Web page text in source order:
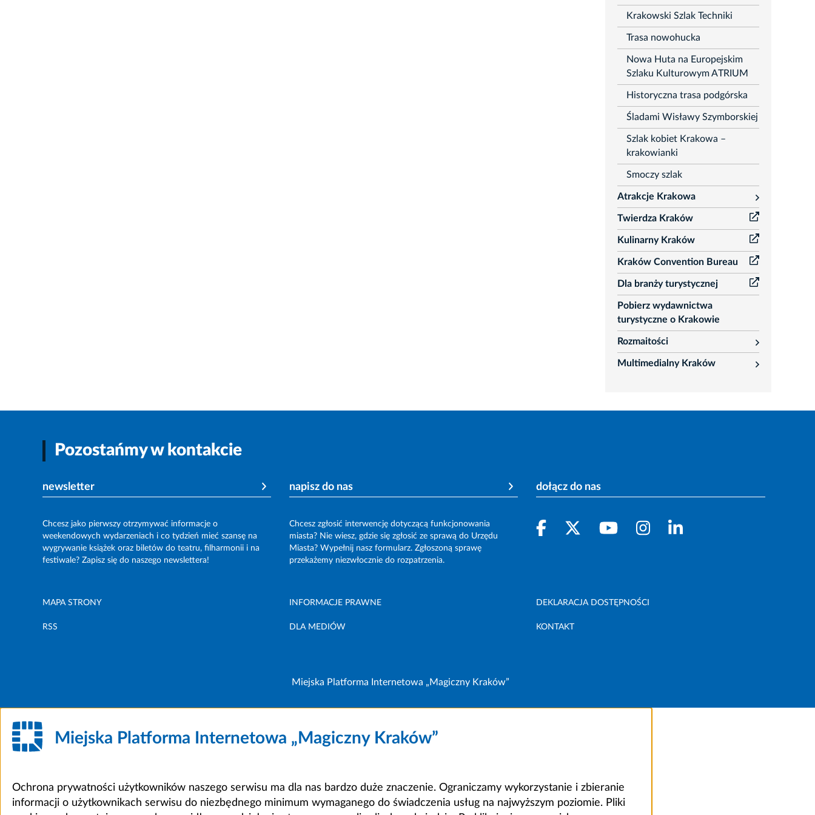
Krakowski Szlak Techniki
Trasa nowohucka
Nowa Huta na Europejskim
Szlaku Kulturowym ATRIUM
Historyczna trasa podgórska
Śladami Wisławy Szymborskiej
Szlak kobiet Krakowa –
krakowianki
Smoczy szlak
Atrakcje Krakowa
rozwiń
Twierdza Kraków
Kulinarny Kraków
Kraków Convention Bureau
Dla branży turystycznej
Pobierz wydawnictwa
turystyczne o Krakowie
Rozmaitości
rozwiń
Multimedialny Kraków
rozwiń
Pozostańmy w kontakcie
newsletter
Chcesz jako pierwszy otrzymywać informacje o
weekendowych wydarzeniach i co tydzień mieć szansę na
wygrywanie książek oraz biletów do teatru, filharmonii i na
festiwale? Zapisz się do naszego newslettera!
napisz do nas
Chcesz zgłosić interwencję dotyczącą funkcjonowania
miasta? Nie wiesz, gdzie się zgłosić ze sprawą do Urzędu
Miasta? Wypełnij nasz formularz. Zgłoszoną sprawę
przekażemy niezwłocznie do rozpatrzenia.
dołącz do nas
MAPA STRONY INFORMACJE PRAWNE DEKLARACJA DOSTĘPNOŚCI
RSS DLA MEDIÓW KONTAKT
Miejska Platforma Internetowa „Magiczny Kraków”
Miejska Platforma Internetowa „Magiczny Kraków”
Ochrona prywatności użytkowników naszego serwisu ma dla nas bardzo duże znaczenie. Ograniczamy wykorzystanie i zbieranie
informacji o użytkownikach serwisu do niezbędnego minimum wymaganego do świadczenia usług na najwyższym poziomie. Pliki